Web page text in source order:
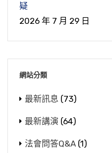
疑
2026 年 7 月 29 日
網站分類
最新訊息 (73)
最新講演 (64)
法會問答Q&A (1)